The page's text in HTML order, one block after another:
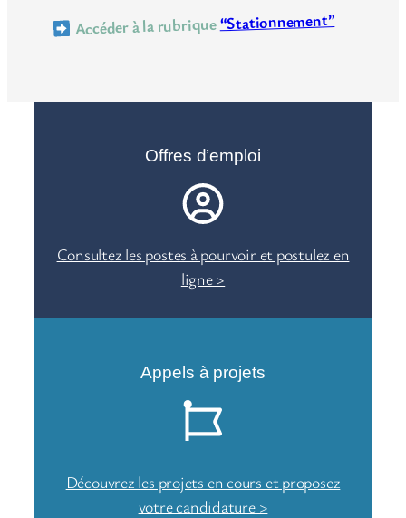
Accéder à la rubrique“Stationnement”
Offres d’emploi
Consultez les postes à pourvoir et postulez en
ligne >
Appels à projets
Découvrez les projets en cours et proposez
votre candidature >